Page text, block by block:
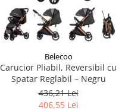
Belecoo
Carucior Pliabil, Reversibil cu
Spatar Reglabil – Negru
436,21 Lei
406,55 Lei